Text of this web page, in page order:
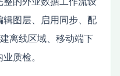
图层、启用同步、配
离线区域、移动端下
质检。